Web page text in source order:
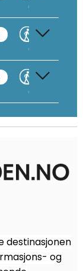
07:15
Gå
07:15
Gå
07:27
destinasjonen
og